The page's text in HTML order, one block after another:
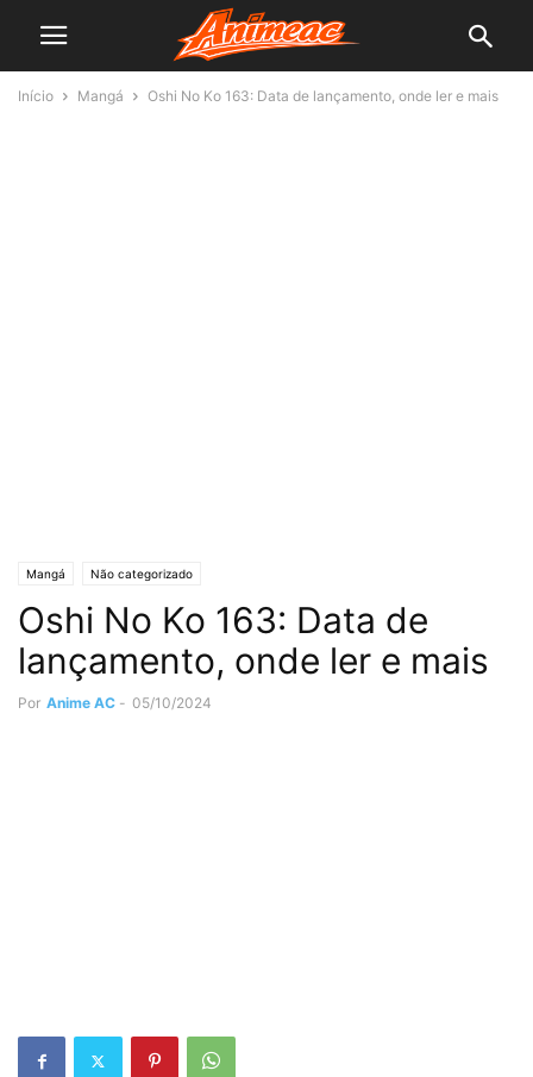
Início Mangá Oshi No Ko 163: Data de lançamento, onde ler e mais
Mangá Não categorizado
Oshi No Ko 163: Data de
lançamento, onde ler e mais
Por Anime AC - 05/10/2024